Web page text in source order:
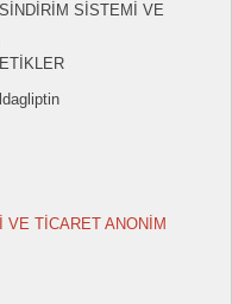
SİSTEMİ VE
VE TİCARET ANONİM